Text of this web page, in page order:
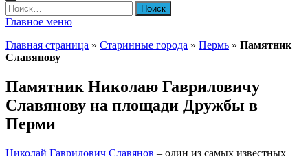
Найти:
Главное меню
Главная страница » Старинные города » Пермь » Памятник
Славянову
Памятник Николаю Гавриловичу
Славянову на площади Дружбы в
Перми
Николай Гаврилович Славянов – один из самых известных